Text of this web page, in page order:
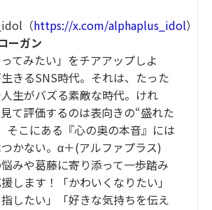
（https://x.com/alphaplus_idol）
ーガン
てみたい」をチアアップしよ
きるSNS時代。それは、たった
生がバズる素敵な時代。けれ
て評価するのは表向きの“盛れた
そこにある『心の奥の本音』には
つかない。α＋(アルファプラス)
みや葛藤に寄り添って一歩踏み
します！「かわいくなりたい」
指したい」「好きな気持ちを伝え